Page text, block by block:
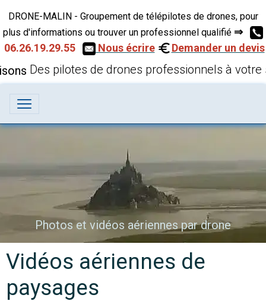
DRONE-MALIN - Groupement de télépilotes de drones, pour
plus d'informations ou trouver un professionnel qualifié ⇒
06.26.19.29.55
Nous écrire Demander un devis
Des pilotes de drones professionnels à votre
Photos et vidéos aériennes par drone
Vidéos aériennes de
paysages